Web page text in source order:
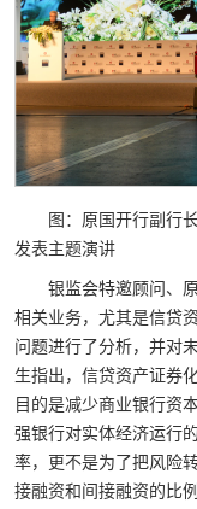
图：原国开行副行
发表主题演讲
银监会特邀顾问、
相关业务，尤其是信贷
问题进行了分析，并对
生指出，信贷资产证券
目的是减少商业银行资
强银行对实体经济运行
率，更不是为了把风险
接融资和间接融资的比